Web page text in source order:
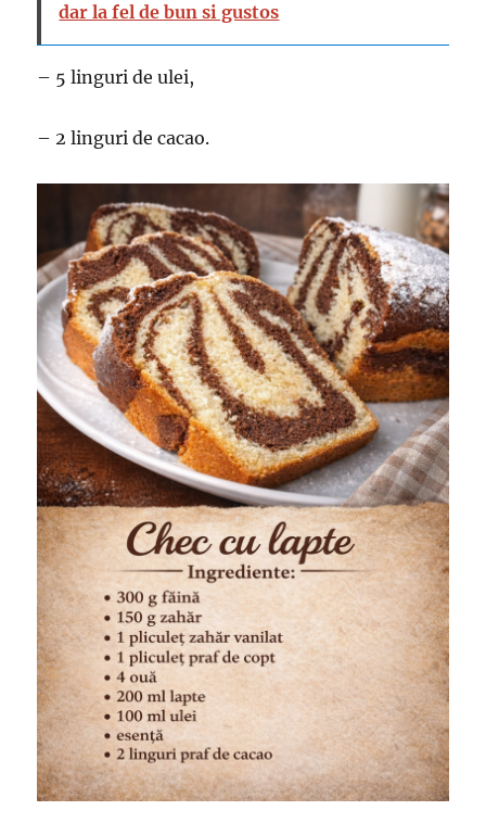
dar la fel de bun si gustos
– 5 linguri de ulei,
– 2 linguri de cacao.